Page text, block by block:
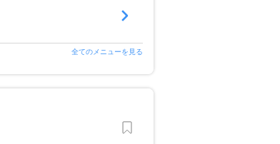
全てのメニューを見る